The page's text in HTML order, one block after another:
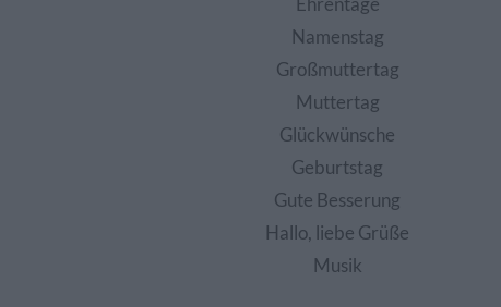
Namenstag
Großmuttertag
Muttertag
Glückwünsche
Geburtstag
Gute Besserung
Hallo, liebe Grüße
Musik